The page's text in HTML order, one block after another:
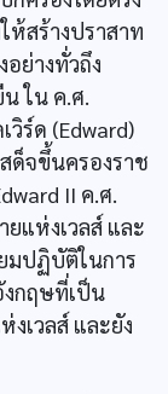
ห้สร้างปราสาท
ย่างทั่วถึง
ใน ค.ศ.
ร์ด (Edward)
ด็จขึ้นครองราช
II ค.ศ.
แห่งเวลส์ และ
มปฏิบัติในการ
กฤษที่เป็น
งเวลส์ และยัง